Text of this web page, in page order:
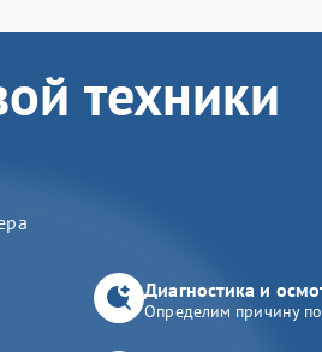
техники
Диагностика и
Определим причину